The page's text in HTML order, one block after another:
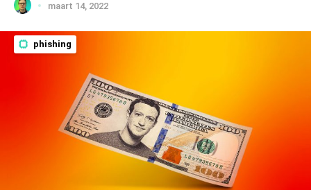
maart 14, 2022
phishing